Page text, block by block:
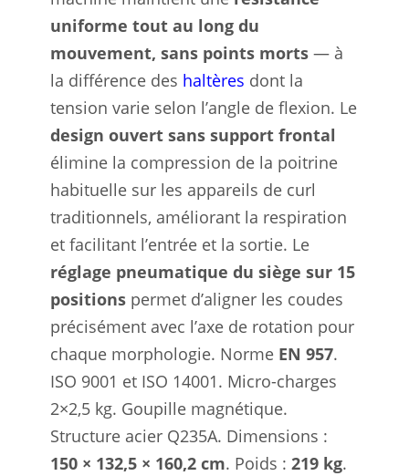
uniforme tout au long du
mouvement, sans points morts — à
la différence des haltères dont la
tension varie selon l’angle de flexion. Le
design ouvert sans support frontal
élimine la compression de la poitrine
habituelle sur les appareils de curl
traditionnels, améliorant la respiration
et facilitant l’entrée et la sortie. Le
réglage pneumatique du siège sur 15
positions permet d’aligner les coudes
précisément avec l’axe de rotation pour
chaque morphologie. Norme EN 957.
ISO 9001 et ISO 14001. Micro-charges
2×2,5 kg. Goupille magnétique.
Structure acier Q235A. Dimensions :
150 × 132,5 × 160,2 cm. Poids : 219 kg.